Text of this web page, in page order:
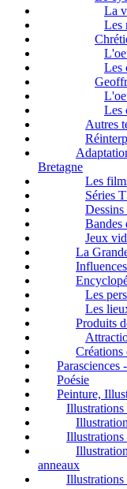
La
Les
Les
Les
Autres
Bretagne
Les
Séries
Dessins
Bandes
Jeux
La
Les
Les
Produits
Créations
Parasciences
Poésie
Peinture,
Illustrations
Illustrations
anneaux
Illustrations